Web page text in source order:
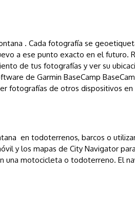
. Cada fotografía se
a ese punto exacto en el futuro.
de tus fotografías y ver su
de Garmin BaseCamp
fotografías de otros dispositivos en
en todoterrenos, barcos o
y los mapas de City Navigator
una motocicleta o todoterreno. El